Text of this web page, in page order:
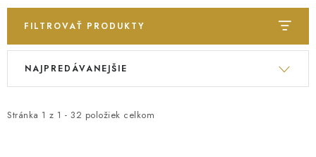
NÁRAMKY
PRSTENE
OBRÚČKY
RETIAZKY
FILTROVAŤ PRODUKTY
V
i
Stránka 1 z 1 - 32 položiek celkom
R
e
NAJPREDÁVANEJŠIE